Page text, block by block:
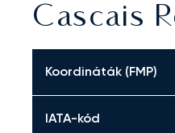
Cascais
Koordináták (FMP)
IATA-kód